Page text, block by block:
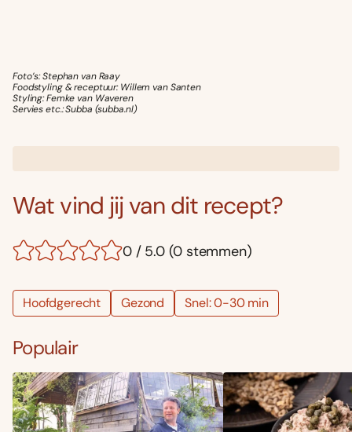
Foto’s: Stephan van Raay
Foodstyling & receptuur: Willem van Santen
Styling: Femke van Waveren
Servies etc.: Subba (subba.nl)
Wat vind jij van dit recept?
0 / 5.0 (0 stemmen)
Hoofdgerecht Gezond Snel: 0-30 min
Populair